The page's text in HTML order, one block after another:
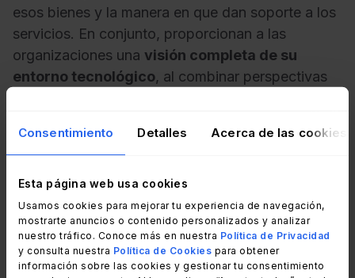
Consentimiento Detalles Acerca de las cookies
Esta página web usa cookies
Usamos cookies para mejorar tu experiencia de navegación,
mostrarte anuncios o contenido personalizados y analizar
nuestro tráfico. Conoce más en nuestra Política de Privacidad
y consulta nuestra Política de Cookies para obtener
información sobre las cookies y gestionar tu consentimiento
esos bienes y la manera en que dan soporte a los
servicios. En conjunto, proporcionan a las
organizaciones una visión completa de su
entorno tecnológico, al combinar perspectivas
Cuando estas dos prácticas se integran, ITAM
alimenta a la CMDB con detalles precisos sobre
los activos y su propiedad, en tanto esta última
enriquece los datos de la Gestión de Activos con
las dependencias y las relaciones. Este
intercambio mutuo mantiene ambos sistemas
alineados, reduce los silos de los datos y refuerza